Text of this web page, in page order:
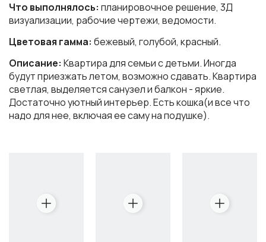
Что выполнялось: планировочное решение, 3Д
визуализации, рабочие чертежи, ведомости.
Цветовая гамма: бежевый, голубой, красный.
Описание: Квартира для семьи с детьми. Иногда
будут приезжать летом, возможно сдавать. Квартира
светлая, выделяется санузел и балкон - яркие.
Достаточно уютный интерьер. Есть кошка(и все что
надо для нее, включая ее саму на подушке).